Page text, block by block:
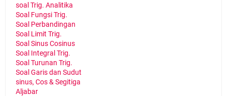
soal Trig. Analitika
Soal Fungsi Trig.
Soal Perbandingan
Soal Limit Trig.
Soal Sinus Cosinus
Soal Integral Trig.
Soal Turunan Trig.
Soal Garis dan Sudut
sinus, Cos & Segitiga
Aljabar